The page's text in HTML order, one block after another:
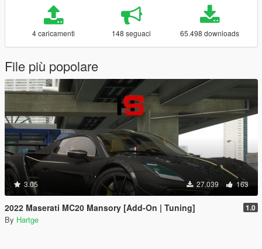
4 caricamenti 148 seguaci 65.498 downloads
File più popolare
3.05 27.039 163
2022 Maserati MC20 Mansory [Add-On | Tuning] 1.0
By Hartge